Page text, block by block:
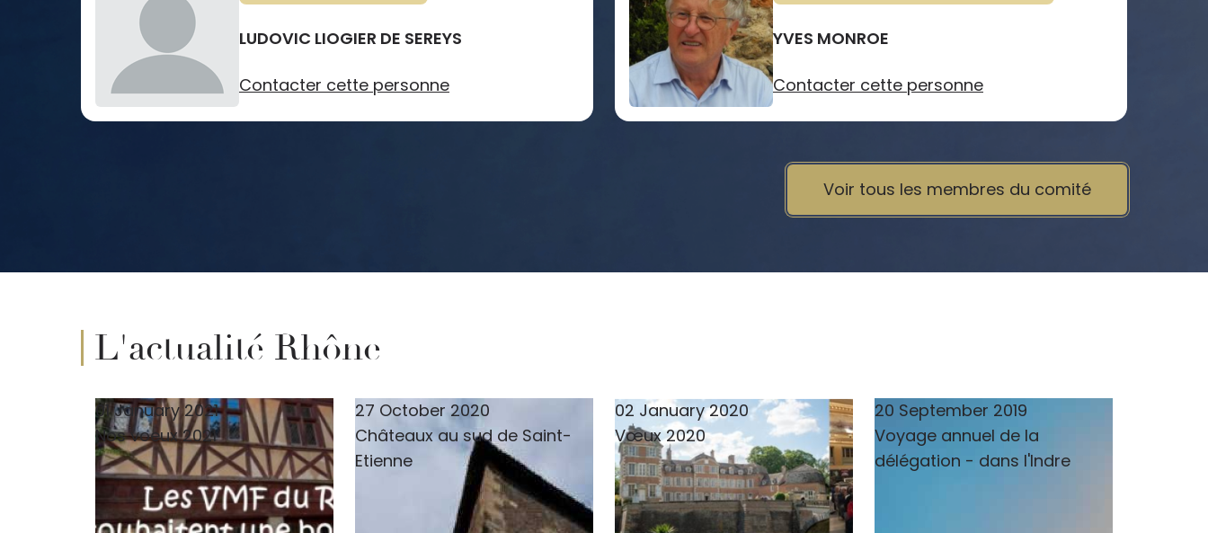
LUDOVIC LIOGIER DE SEREYS
Contacter cette personne
YVES MONROE
Contacter cette personne
Voir tous les membres du comité
L'actualité Rhône
01 January 2021
Nos voeux 2021
27 October 2020
Châteaux au sud de Saint-
Etienne
02 January 2020
Vœux 2020
20 September 2019
Voyage annuel de la
délégation - dans l'Indre